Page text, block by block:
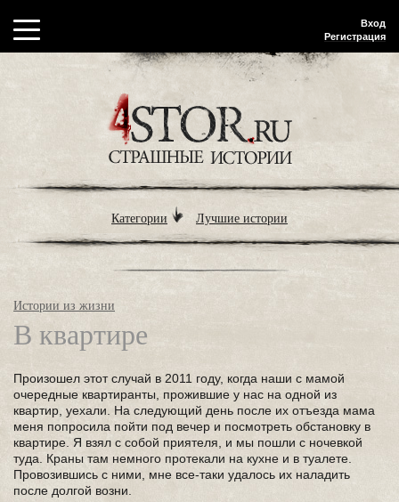
Вход
Регистрация
Категории Лучшие истории
Истории из жизни
В квартире
Произошел этот случай в 2011 году, когда наши с мамой
очередные квартиранты, прожившие у нас на одной из
квартир, уехали. На следующий день после их отъезда мама
меня попросила пойти под вечер и посмотреть обстановку в
квартире. Я взял с собой приятеля, и мы пошли с ночевкой
туда. Краны там немного протекали на кухне и в туалете.
Провозившись с ними, мне все-таки удалось их наладить
после долгой возни.